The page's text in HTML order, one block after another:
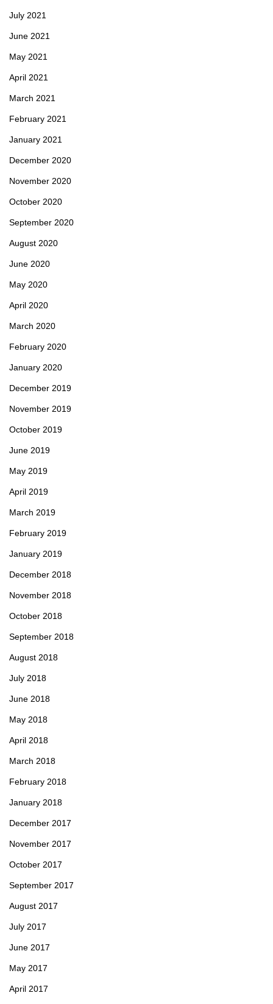
July 2021
June 2021
May 2021
April 2021
March 2021
February 2021
January 2021
December 2020
November 2020
October 2020
September 2020
August 2020
June 2020
May 2020
April 2020
March 2020
February 2020
January 2020
December 2019
November 2019
October 2019
June 2019
May 2019
April 2019
March 2019
February 2019
January 2019
December 2018
November 2018
October 2018
September 2018
August 2018
July 2018
June 2018
May 2018
April 2018
March 2018
February 2018
January 2018
December 2017
November 2017
October 2017
September 2017
August 2017
July 2017
June 2017
May 2017
April 2017